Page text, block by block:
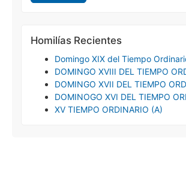
Homilías Recientes
Domingo XIX del Tiempo
DOMINGO XVIII DEL TIEMPO
DOMINGO XVII DEL TIEMPO
DOMINOGO XVI DEL TIEMPO
XV TIEMPO ORDINARIO (A)